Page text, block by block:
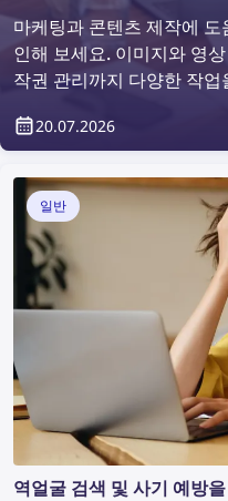
마케팅과 콘텐츠 제작에
인해 보세요. 이미지와 영
작권 관리까지 다양한 작
너를 위한 최고의 마케팅
20.07.2026
일반
역얼굴 검색 및 사기 예방